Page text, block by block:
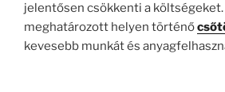
jelentősen csökkenti a
meghatározott helyen történő
kevesebb munkát és